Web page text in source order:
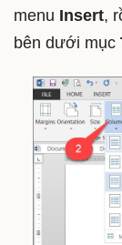
menu Insert,
bên dưới mục